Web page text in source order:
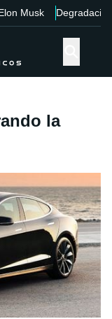
Musk Degradación
la